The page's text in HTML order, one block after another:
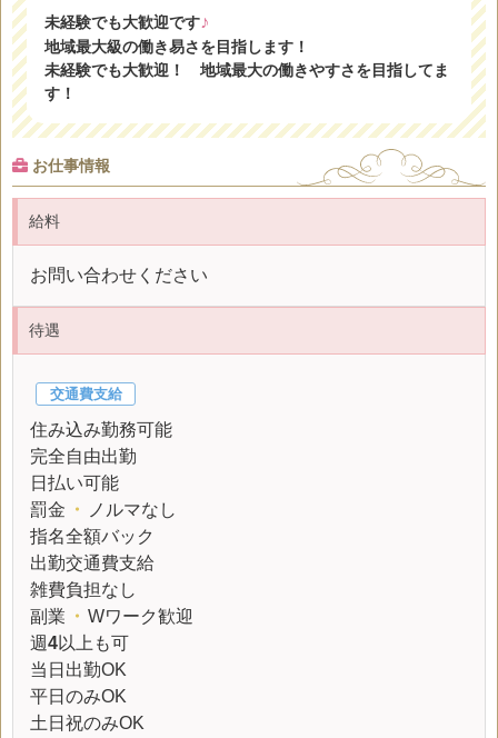
未経験でも大歓迎です♪
地域最大級の働き易さを目指します！
未経験でも大歓迎！ 地域最大の働きやすさを目指してま
す！
お仕事情報
給料
お問い合わせください
待遇
交通費支給
住み込み勤務可能
完全自由出勤
日払い可能
罰金 ・
ノルマなし
指名全額バック
出勤交通費支給
雑費負担なし
副業 ・ Wワーク歓迎
週4以上も可
当日出勤OK
平日のみOK
土日祝のみOK